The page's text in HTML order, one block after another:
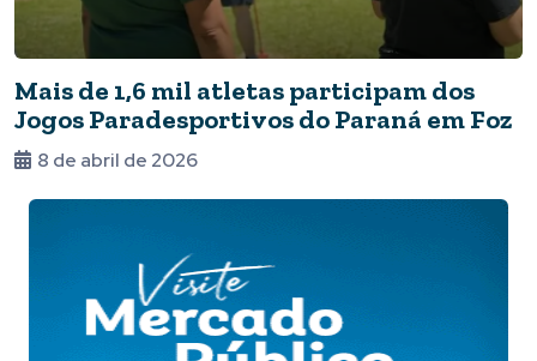
Mais de 1,6 mil atletas participam dos
Jogos Paradesportivos do Paraná em Foz
8 de abril de 2026